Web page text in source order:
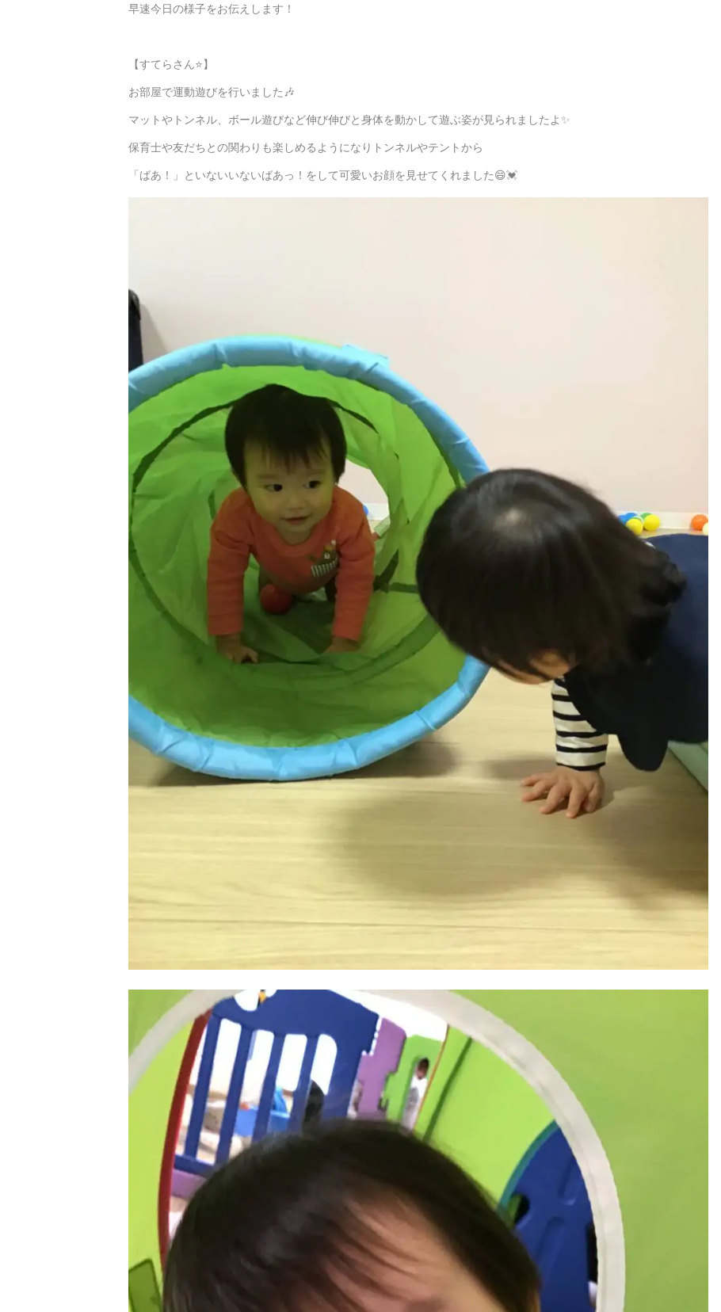
早速今日の様子をお伝えします！
【すてらさん⭐】
お部屋で運動遊びを行いました🎶
マットやトンネル、ボール遊びなど伸び伸びと身体を動かして遊ぶ姿が見られましたよ✨
保育士や友だちとの関わりも楽しめるようになりトンネルやテントから
「ばあ！」といないいないばあっ！をして可愛いお顔を見せてくれました😄💓